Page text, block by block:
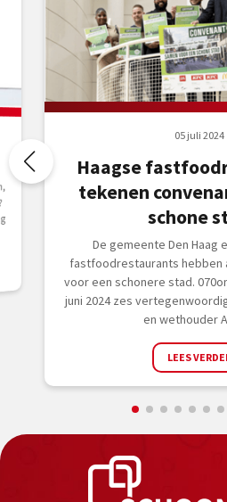
05 juli 2024
Haagse
tekenen
schone
De gemeente Den Haag
fastfoodrestaurants hebben
voor een schonere stad.
juni 2024 zes
en wethouder
LEES